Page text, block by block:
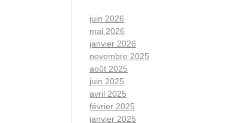
juin 2026
mai 2026
janvier 2026
novembre 2025
août 2025
juin 2025
avril 2025
février 2025
janvier 2025